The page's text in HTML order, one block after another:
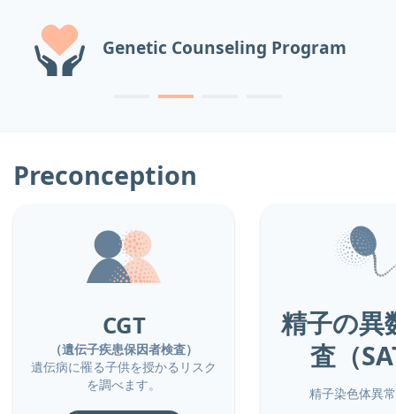
Genetic Counseling Program
Preconception
CGT
（遺伝子疾患保因者検査）
遺伝病に罹る子供を授かるリスク
を調べます。
精子の異
査（
精子染色体異